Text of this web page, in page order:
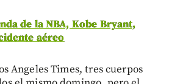
de la NBA, Kobe Bryant,
aéreo
Angeles Times, tres cuerpos